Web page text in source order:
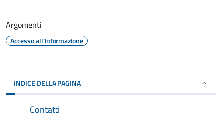
Argomenti
Accesso all'informazione
INDICE DELLA PAGINA
Contatti